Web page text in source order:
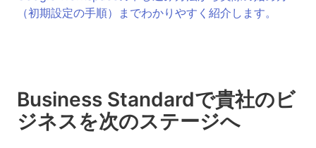
（初期設定の手順）までわかりやすく紹介します。
Business Standardで貴社のビ
ジネスを次のステージへ